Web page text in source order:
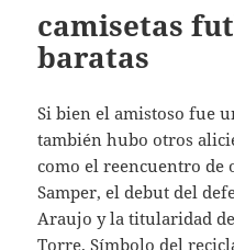
camisetas
baratas
Si bien el amistoso fue
también hubo otros
como el reencuentro de
Samper, el debut del
Araujo y la titularidad
Torre. Símbolo del